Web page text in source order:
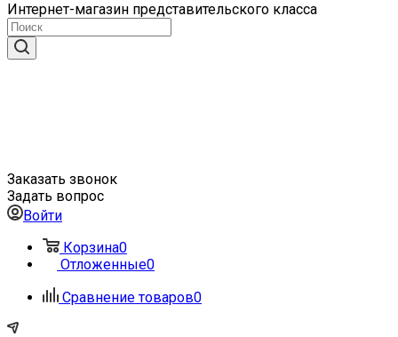
Интернет-магазин представительского класса
Заказать звонок
Задать вопрос
Войти
Корзина0
Отложенные0
Сравнение товаров0